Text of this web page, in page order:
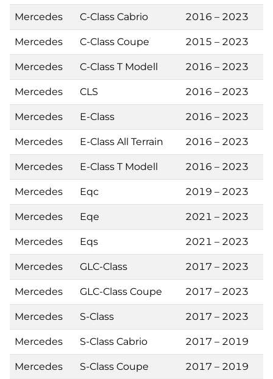
Mercedes C-Class Cabrio 2016 – 2023
Mercedes C-Class Coupe 2015 – 2023
Mercedes C-Class T Modell 2016 – 2023
Mercedes CLS 2016 – 2023
Mercedes E-Class 2016 – 2023
Mercedes E-Class All Terrain 2016 – 2023
Mercedes E-Class T Modell 2016 – 2023
Mercedes Eqc 2019 – 2023
Mercedes Eqe 2021 – 2023
Mercedes Eqs 2021 – 2023
Mercedes GLC-Class 2017 – 2023
Mercedes GLC-Class Coupe 2017 – 2023
Mercedes S-Class 2017 – 2023
Mercedes S-Class Cabrio 2017 – 2019
Mercedes S-Class Coupe 2017 – 2019